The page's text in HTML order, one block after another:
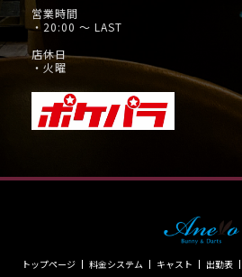
営業時間
・20:00 ～ LAST
店休日
・火曜
トップページ 料金システム キャスト 出勤表